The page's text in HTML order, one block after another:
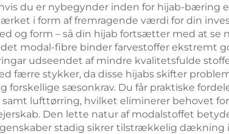
du er nybegynder inden for hijab-
i form af fremragende værdi for din
og form – så din hijab fortsætter med at
modal-fibre binder farvestoffer ekstremt
udseendet af mindre kvalitetsfulde
færre stykker, da disse hijabs skifter
forskellige sæsonkrav. Du får praktiske
samt lufttørring, hvilket eliminerer behovet
Den lette natur af modalstoffet
stadig sikrer tilstrækkelig